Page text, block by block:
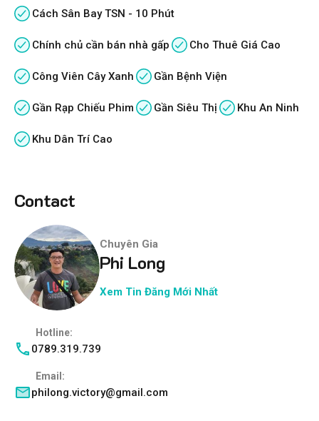
Cách Sân Bay TSN - 10 Phút
Chính chủ cần bán nhà gấp Cho Thuê Giá Cao
Công Viên Cây Xanh Gần Bệnh Viện
Gần Rạp Chiếu Phim Gần Siêu Thị Khu An Ninh
Khu Dân Trí Cao
Contact
Chuyên Gia
Phi Long
Xem Tin Đăng Mới Nhất
Hotline:
0789.319.739
Email:
philong.victory@gmail.com